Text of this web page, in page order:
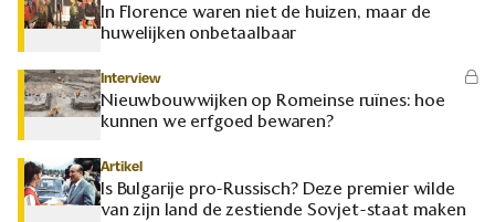
In Florence waren niet de huizen, maar de
huwelijken onbetaalbaar
Interview
Nieuwbouwwijken op Romeinse ruïnes: hoe
kunnen we erfgoed bewaren?
Artikel
Is Bulgarije pro-Russisch? Deze premier wilde
van zijn land de zestiende Sovjet-staat maken